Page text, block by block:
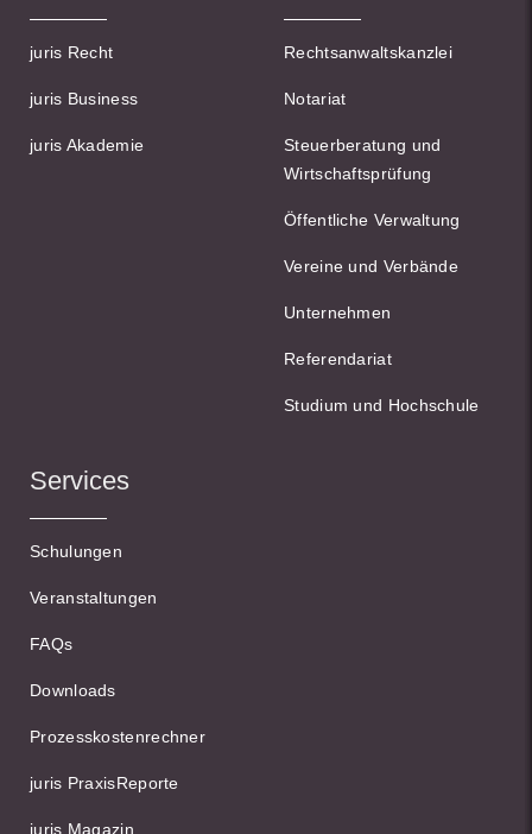
juris Recht
juris Business
juris Akademie
Rechtsanwaltskanzlei
Notariat
Steuerberatung und
Wirtschaftsprüfung
Öffentliche Verwaltung
Vereine und Verbände
Unternehmen
Referendariat
Studium und Hochschule
Services
Schulungen
Veranstaltungen
FAQs
Downloads
Prozesskostenrechner
juris PraxisReporte
juris Magazin